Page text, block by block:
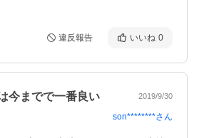
違反報告 いいね 0
今までで一番良い 2019/9/30
son********さん